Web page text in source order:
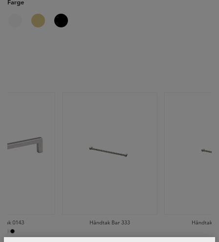
Farge
0143 Håndtak Bar 333 Håndtak